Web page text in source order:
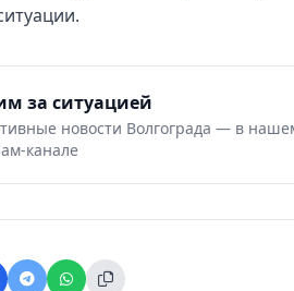
за ситуацией
новости Волгограда — в
канале